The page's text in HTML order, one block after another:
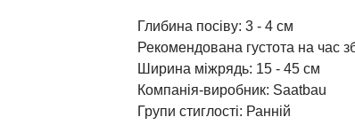
Глибина посіву: 3 - 4 см
Рекомендована густота на час
Ширина міжрядь: 15 - 45 см
Компанія-виробник: Saatbau
Групи стиглості: Ранній